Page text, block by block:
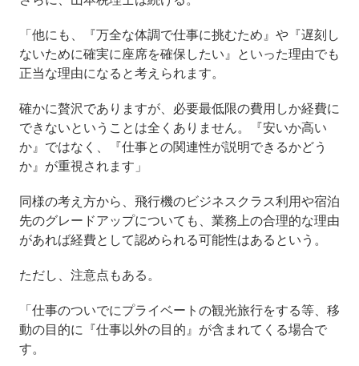
「他にも、『万全な体調で仕事に挑むため』や『遅刻し
ないために確実に座席を確保したい』といった理由でも
正当な理由になると考えられます。
確かに贅沢でありますが、必要最低限の費用しか経費に
できないということは全くありません。『安いか高い
か』ではなく、『仕事との関連性が説明できるかどう
か』が重視されます」
同様の考え方から、飛行機のビジネスクラス利用や宿泊
先のグレードアップについても、業務上の合理的な理由
があれば経費として認められる可能性はあるという。
ただし、注意点もある。
「仕事のついでにプライベートの観光旅行をする等、移
動の目的に『仕事以外の目的』が含まれてくる場合で
す。